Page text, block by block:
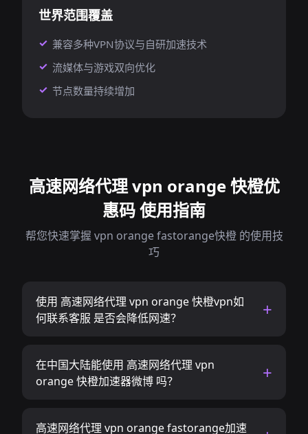
世界范围覆盖
兼容多种VPN协议与自研加速技术
流媒体与游戏双向优化
节点数量持续增加
高速网络代理 vpn orange 快橙优
惠码 使用指南
帮您快速掌握 vpn orange fastorange快橙 的使用技
巧
使用 高速网络代理 vpn orange 快橙vpn如
何联系客服 是否会降低网速？
在中国大陆能使用 高速网络代理 vpn
orange 快橙加速器微博 吗？
高速网络代理 vpn orange fastorange加速